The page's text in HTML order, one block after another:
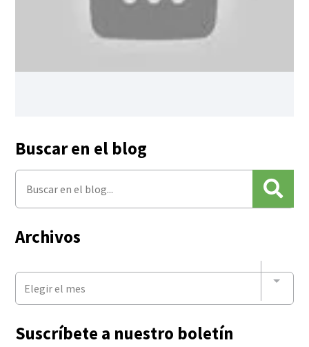
Ashley Gates
Buscar en el blog
Archivos
Elegir el mes
Suscríbete a nuestro boletín